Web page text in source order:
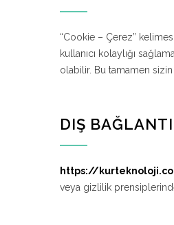
“Cookie – Çerez”
kullanıcı kolaylığı
olabilir. Bu tamamen
DIŞ
https://
veya gizlilik